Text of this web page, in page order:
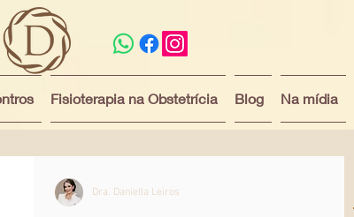
Fisioterapia na Obstetrícia Blog Na mídia
Dra. Daniella Leiros